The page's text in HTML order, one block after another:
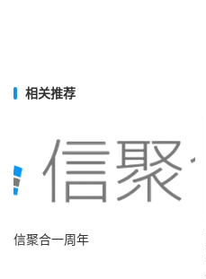
相关推荐
信聚合一周年